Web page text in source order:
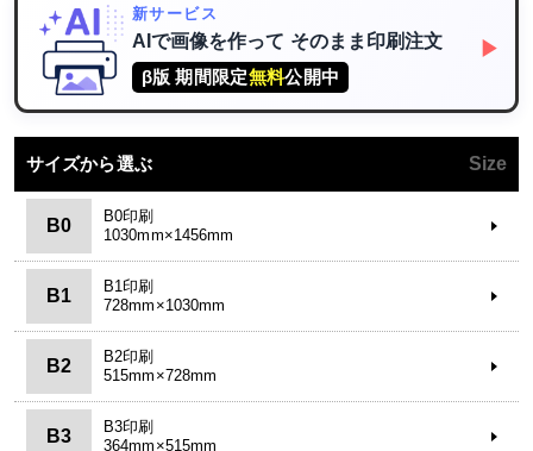
新サービス
AIで画像を作って そのまま印刷注文
β版 期間限定無料公開中
▶
サイズから選ぶ Size
B0
B0印刷
1030mm×1456mm
B1
B1印刷
728mm×1030mm
B2
B2印刷
515mm×728mm
B3
B3印刷
364mm×515mm